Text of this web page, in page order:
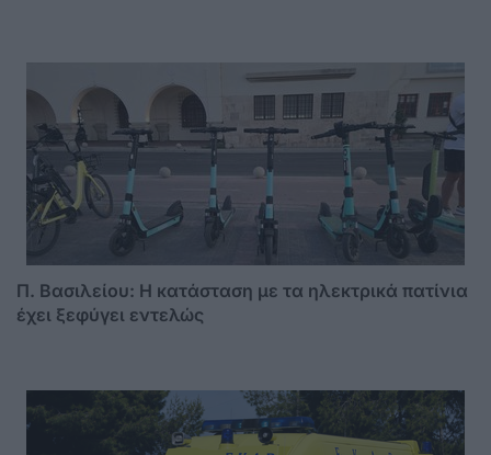
Π. Βασιλείου: Η κατάσταση με τα ηλεκτρικά πατίνια
έχει ξεφύγει εντελώς